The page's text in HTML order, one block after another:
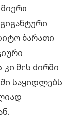
ბარათი
მის ძირში
საყიდლებს